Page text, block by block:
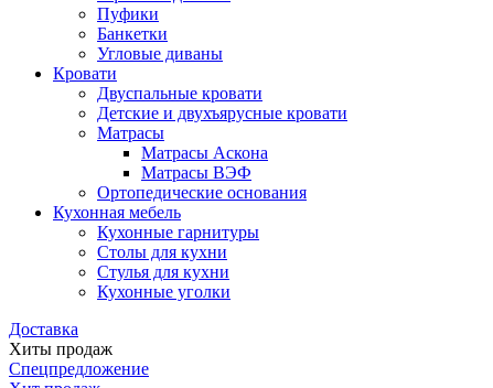
Пуфики
Банкетки
Угловые диваны
Кровати
Двуспальные кровати
Детские и двухъярусные кровати
Матрасы
Матрасы Аскона
Матрасы ВЭФ
Ортопедические основания
Кухонная мебель
Кухонные гарнитуры
Столы для кухни
Стулья для кухни
Кухонные уголки
Доставка
Хиты продаж
Спецпредложение